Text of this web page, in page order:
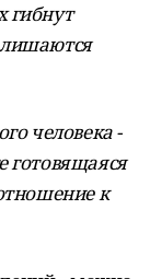
гибнут
человека -
готовящаяся
к